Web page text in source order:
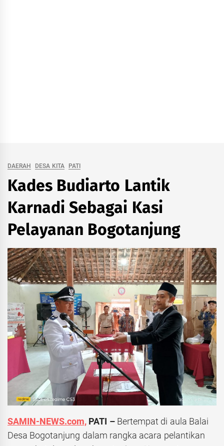
DAERAH DESA KITA PATI
Kades Budiarto Lantik
Karnadi Sebagai Kasi
Pelayanan Bogotanjung
SAMIN-NEWS.com, PATI – Bertempat di aula Balai
Desa Bogotanjung dalam rangka acara pelantikan